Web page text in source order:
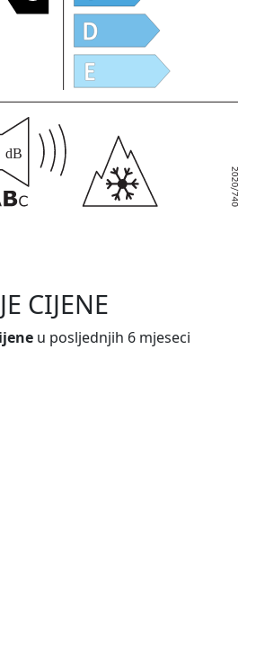
CIJENE
u posljednjih 6 mjeseci